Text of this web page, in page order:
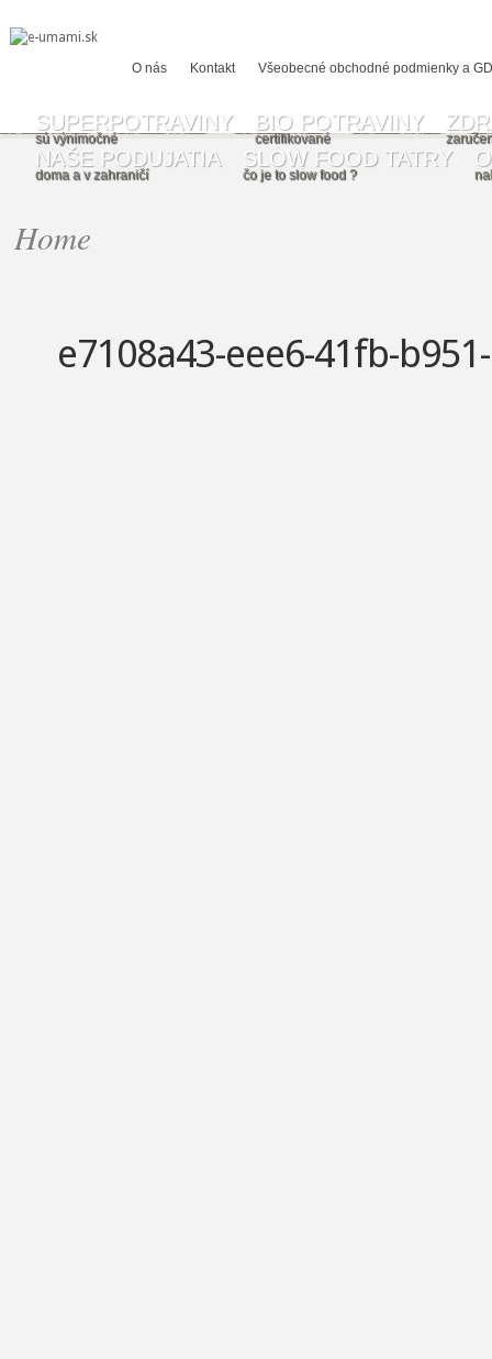
O nás Kontakt Všeobecné obchodné podmienky a
SUPERPOTRAVINY
sú výnimočné
BIO POTRAVINY
certifikované
NAŠE PODUJATIA
doma a v zahraničí
SLOW FOOD TATRY
čo je to slow food ?
Home
e7108a43-eee6-41fb-